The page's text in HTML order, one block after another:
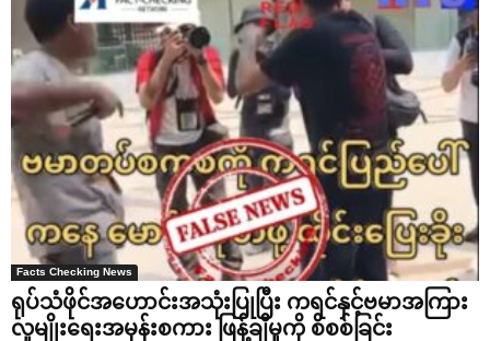
Facts Checking News
ရုပ်သံဖိုင်အဟောင်းအသုံးပြုပြီး ကရင်နှင့်ဗမာအကြား
လူမျိုးရေးအမုန်းစကား ဖြန့်ချိမှုကို စိစစ်ခြင်း